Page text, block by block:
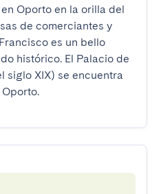
Oporto en la orilla del
de comerciantes y
es un bello
histórico. El Palacio de
siglo XIX) se encuentra